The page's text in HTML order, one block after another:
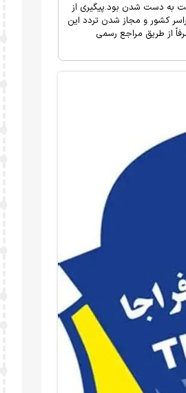
به دست شدن بود.پیگیری از
کشور و مجاز شدن تردد این
از طریق مراجع رسمی